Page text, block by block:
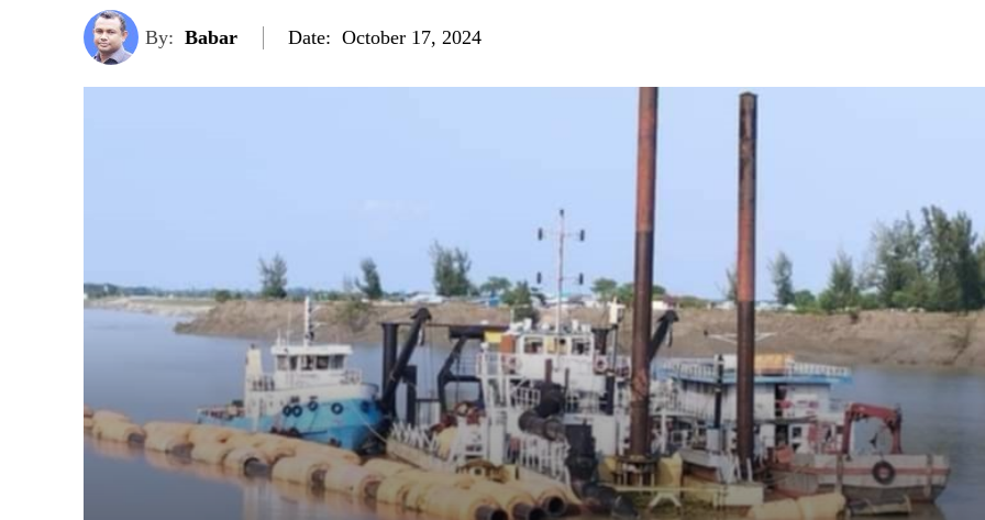
By: Babar Date: October 17, 2024